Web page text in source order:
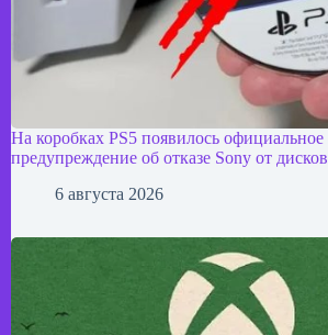
На коробках PS5 появилось официальное
предупреждение об отказе Sony от дисков
6 августа 2026